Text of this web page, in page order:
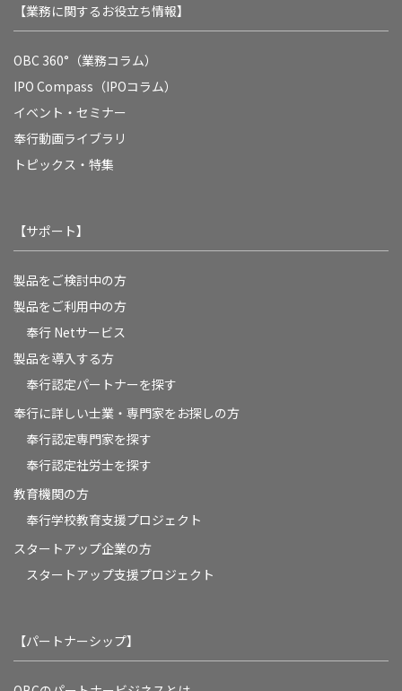
【業務に関するお役立ち情報】
OBC 360°（業務コラム）
IPO Compass（IPOコラム）
イベント・セミナー
奉行動画ライブラリ
トピックス・特集
【サポート】
製品をご検討中の方
製品をご利用中の方
奉行 Netサービス
製品を導入する方
奉行認定パートナーを探す
奉行に詳しい士業・専門家をお探しの方
奉行認定専門家を探す
奉行認定社労士を探す
教育機関の方
奉⾏学校教育⽀援プロジェクト
スタートアップ企業の方
スタートアップ支援プロジェクト
【パートナーシップ】